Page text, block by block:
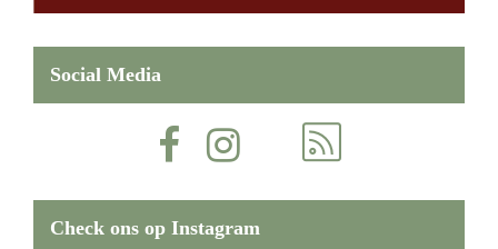
Social Media
Check ons op Instagram